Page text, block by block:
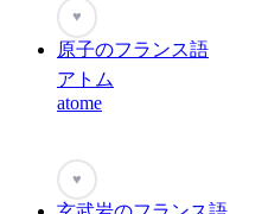
♥
原子のフランス語
アトム
atome
♥